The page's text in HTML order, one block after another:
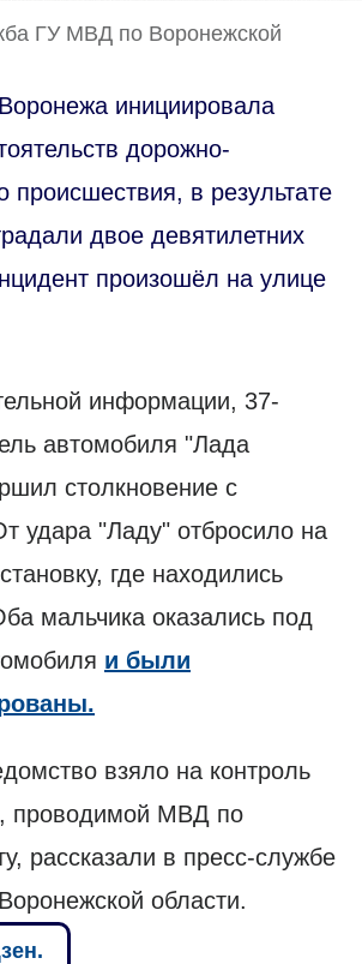
ГУ МВД по Воронежской
инициировала
дорожно-
происшествия, в результате
двое девятилетних
произошёл на улице
информации, 37-
автомобиля "Лада
столкновение с
удара "Ладу" отбросило на
где находились
мальчика оказались под
и были
взяло на контроль
проводимой МВД по
рассказали в пресс-службе
области.